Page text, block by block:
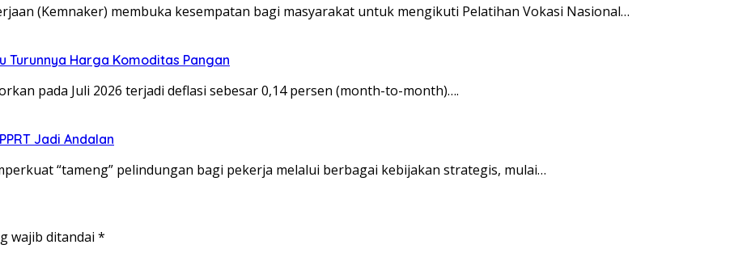
(Kemnaker) membuka kesempatan bagi masyarakat untuk mengikuti Pelatihan Vokasi Nasional…
Turunnya Harga Komoditas Pangan
pada Juli 2026 terjadi deflasi sebesar 0,14 persen (month-to-month)….
Jadi Andalan
“tameng” pelindungan bagi pekerja melalui berbagai kebijakan strategis, mulai…
wajib ditandai *